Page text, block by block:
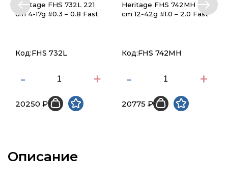
Heritage FHS 732L 221
cm 4-17g #0.3 – 0.8 Fast
Код:FHS 732L
- +
20250 ₽
Heritage FHS 742MH 224
cm 12-42g #1.0 – 2.0 Fast
Код:FHS 742MH
- +
20775 ₽
Описание